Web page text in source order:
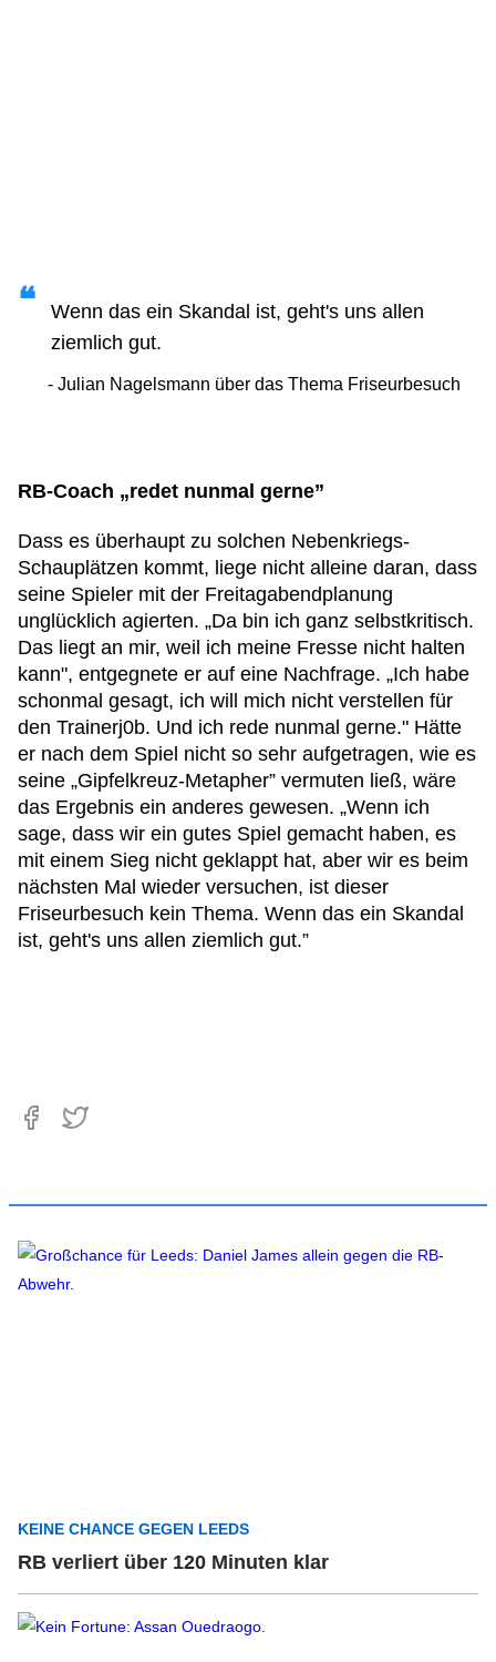
Wenn das ein Skandal ist, geht's uns allen
ziemlich gut.
Julian Nagelsmann über das Thema Friseurbesuch
RB-Coach „redet nunmal gerne”
Dass es überhaupt zu solchen Nebenkriegs-
Schauplätzen kommt, liege nicht alleine daran, dass
seine Spieler mit der Freitagabendplanung
unglücklich agierten. „Da bin ich ganz selbstkritisch.
Das liegt an mir, weil ich meine Fresse nicht halten
kann", entgegnete er auf eine Nachfrage. „Ich habe
schonmal gesagt, ich will mich nicht verstellen für
den Trainerj0b. Und ich rede nunmal gerne." Hätte
er nach dem Spiel nicht so sehr aufgetragen, wie es
seine „Gipfelkreuz-Metapher” vermuten ließ, wäre
das Ergebnis ein anderes gewesen. „Wenn ich
sage, dass wir ein gutes Spiel gemacht haben, es
mit einem Sieg nicht geklappt hat, aber wir es beim
nächsten Mal wieder versuchen, ist dieser
Friseurbesuch kein Thema. Wenn das ein Skandal
ist, geht's uns allen ziemlich gut.”
KEINE CHANCE GEGEN LEEDS
RB verliert über 120 Minuten klar